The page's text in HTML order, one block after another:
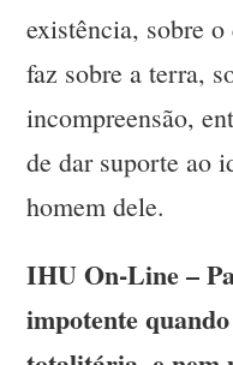
existência, sobre
faz sobre a terra,
incompreensão,
de dar suporte ao
homem dele.
IHU On-Line –
impotente